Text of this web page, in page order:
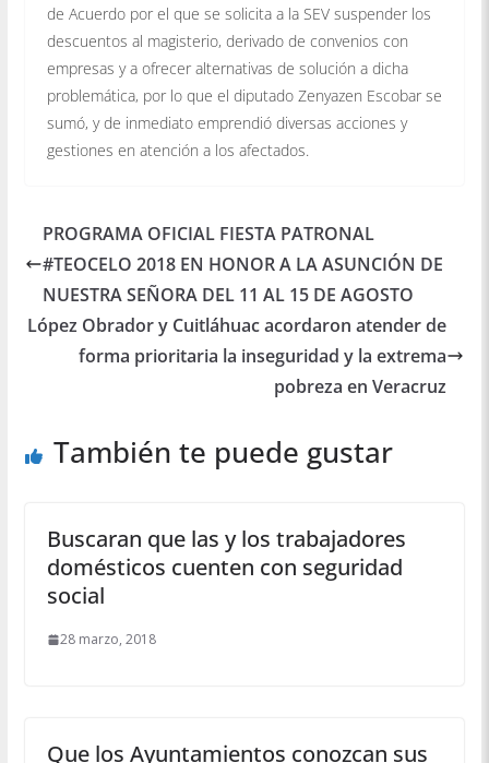
de Acuerdo por el que se solicita a la SEV suspender los
descuentos al magisterio, derivado de convenios con
empresas y a ofrecer alternativas de solución a dicha
problemática, por lo que el diputado Zenyazen Escobar se
sumó, y de inmediato emprendió diversas acciones y
gestiones en atención a los afectados.
PROGRAMA OFICIAL FIESTA PATRONAL
#TEOCELO 2018 EN HONOR A LA ASUNCIÓN DE
NUESTRA SEÑORA DEL 11 AL 15 DE AGOSTO
López Obrador y Cuitláhuac acordaron atender de
forma prioritaria la inseguridad y la extrema
pobreza en Veracruz
También te puede gustar
Buscaran que las y los trabajadores
domésticos cuenten con seguridad
social
28 marzo, 2018
Que los Ayuntamientos conozcan sus